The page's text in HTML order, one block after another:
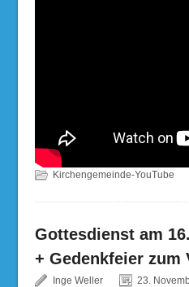
Kirchengemeinde-YouTube
Gottesdienst am
+ Gedenkfeier zum
Inge Weller 23.